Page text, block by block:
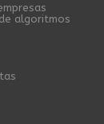
algoritmos